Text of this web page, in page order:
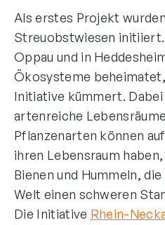
Als erstes Projekt
Streuobstwiesen
Oppau und in
Ökosysteme
Initiative kümmert.
artenreiche
Pflanzenarten können
ihren Lebensraum
Bienen und Hummeln,
Welt einen schweren
Die Initiative Rhein-